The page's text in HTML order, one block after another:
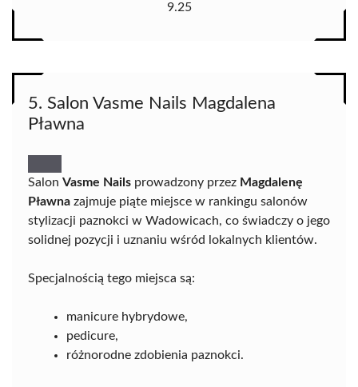
9.25
5. Salon Vasme Nails Magdalena
Pławna
Salon Vasme Nails prowadzony przez Magdalenę
Pławna zajmuje piąte miejsce w rankingu salonów
stylizacji paznokci w Wadowicach, co świadczy o jego
solidnej pozycji i uznaniu wśród lokalnych klientów.
Specjalnością tego miejsca są:
manicure hybrydowe,
pedicure,
różnorodne zdobienia paznokci.